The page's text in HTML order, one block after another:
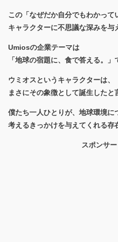
この「なぜだか自分でもわかって
キャラクターに不思議な深みを与
Umiosの企業テーマは
「地球の宿題に、食で答える。」
ウミオスというキャラクターは、
まさにその象徴として誕生したと
僕たち一人ひとりが、地球環境に
考えるきっかけを与えてくれる存
スポンサ